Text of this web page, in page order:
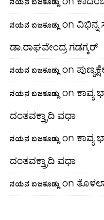
ನಯನ ಬಜಕೂಡ್ಲು
ನಯನ ಬಜಕೂಡ್ಲು on
ಡಾ.ರಾಘವೇಂದ್ರ ಗಡಗ್ಕರ್
ನಯನ ಬಜಕೂಡ್ಲು on
ನಯನ ಬಜಕೂಡ್ಲು on ಕಾವ್ಯ
ದಂತವಕ್ತ್ರಾದಿ ವಧಾ
ನಯನ ಬಜಕೂಡ್ಲು on ಕಾವ್ಯ
ದಂತವಕ್ತ್ರಾದಿ ವಧಾ
ನಯನ ಬಜಕೂಡ್ಲು on